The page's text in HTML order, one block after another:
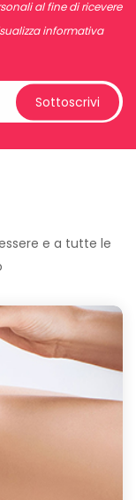
al fine di ricevere
informativa
Sottoscrivi
e a tutte le